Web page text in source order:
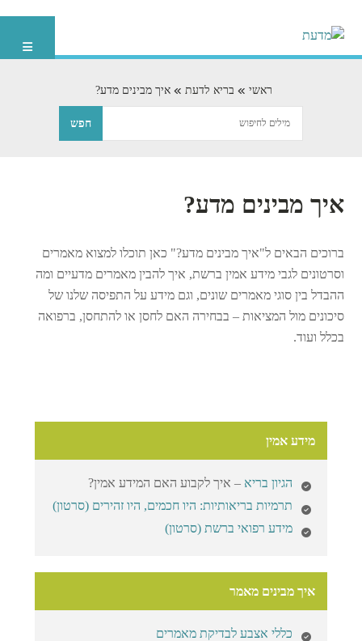
ראשי בריא לדעת איך מבינים מדע?
איך מבינים מדע?
ברוכים הבאים ל"איך מבינים מדע?" כאן תוכלו למצוא מאמרים
וסרטונים לגבי מידע אמין ברשת, איך להבין מאמרים מדעיים ומה
ההבדל בין סוגי מאמרים שונים, וגם מידע על התפיסה שלנו של
סיכונים מול המציאות – בבחירה האם לחסן או להתחסן, ברפואה
בכלל ועוד.
מידע אמין
הגיון בריא – איך לקבוע האם המידע אמין?
תרמיות בריאותיות: היו חכמים, היו זהירים (סרטון)
מידע רפואי ברשת (סרטון)
איך מבינים מאמר
כללי אצבע לבדיקת מאמרים